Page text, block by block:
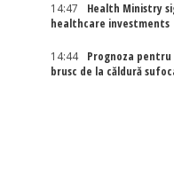
14:47
Health Ministry
healthcare investments
14:44
Prognoza pentru
brusc de la căldură